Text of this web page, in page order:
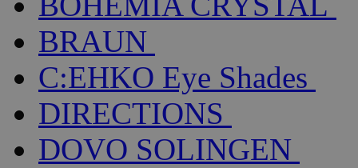
BRAUN
C:EHKO Eye Shades
DIRECTIONS
DOVO SOLINGEN